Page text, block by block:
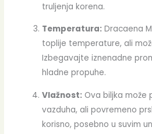
truljenja korena.
Temperatura: Dracaena
toplije temperature, ali
Izbegavajte iznenadne
hladne propuhe.
Vlažnost: Ova biljka može
vazduha, ali povremeno
korisno, posebno u suvim